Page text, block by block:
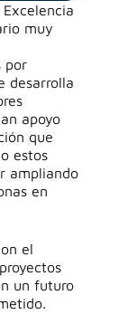
muy
por
desarrolla
apoyo
que
estos
ampliando
en
el
un futuro